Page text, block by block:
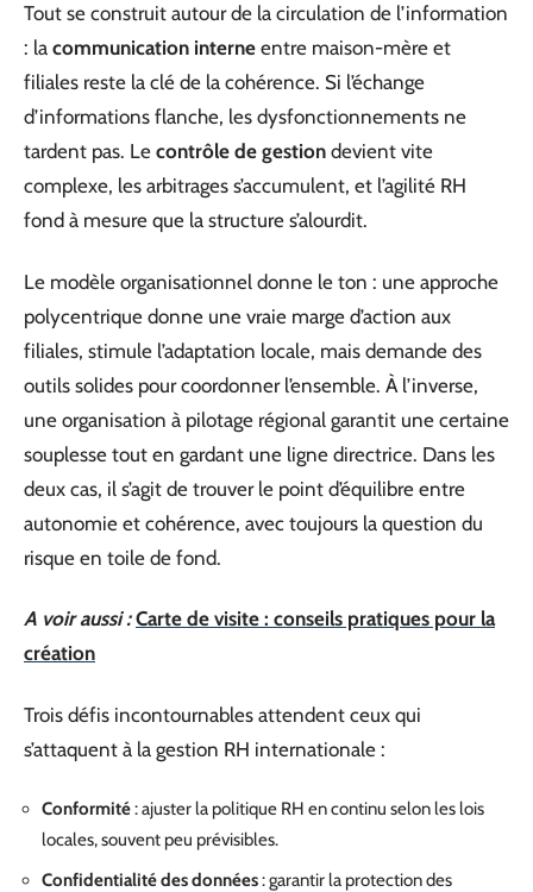
Tout se construit autour de la circulation de l’information
: la communication interne entre maison-mère et
filiales reste la clé de la cohérence. Si l’échange
d’informations flanche, les dysfonctionnements ne
tardent pas. Le contrôle de gestion devient vite
complexe, les arbitrages s’accumulent, et l’agilité RH
fond à mesure que la structure s’alourdit.
Le modèle organisationnel donne le ton : une approche
polycentrique donne une vraie marge d’action aux
filiales, stimule l’adaptation locale, mais demande des
outils solides pour coordonner l’ensemble. À l’inverse,
une organisation à pilotage régional garantit une certaine
souplesse tout en gardant une ligne directrice. Dans les
deux cas, il s’agit de trouver le point d’équilibre entre
autonomie et cohérence, avec toujours la question du
risque en toile de fond.
A voir aussi : Carte de visite : conseils pratiques pour la
création
Trois défis incontournables attendent ceux qui
s’attaquent à la gestion RH internationale :
Conformité: ajuster la politique RH en continu selon les lois
locales, souvent peu prévisibles.
Confidentialité des données: garantir la protection des